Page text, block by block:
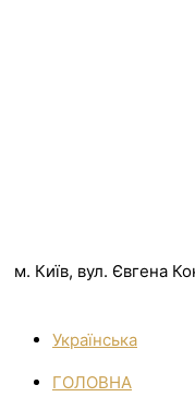
м. Київ, вул. Євгена
Українська
ГОЛОВНА